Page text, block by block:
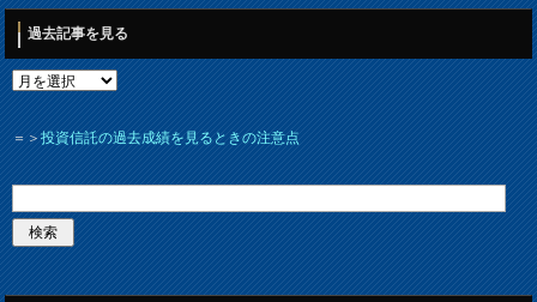
過去記事を見る
＝＞投資信託の過去成績を見るときの注意点